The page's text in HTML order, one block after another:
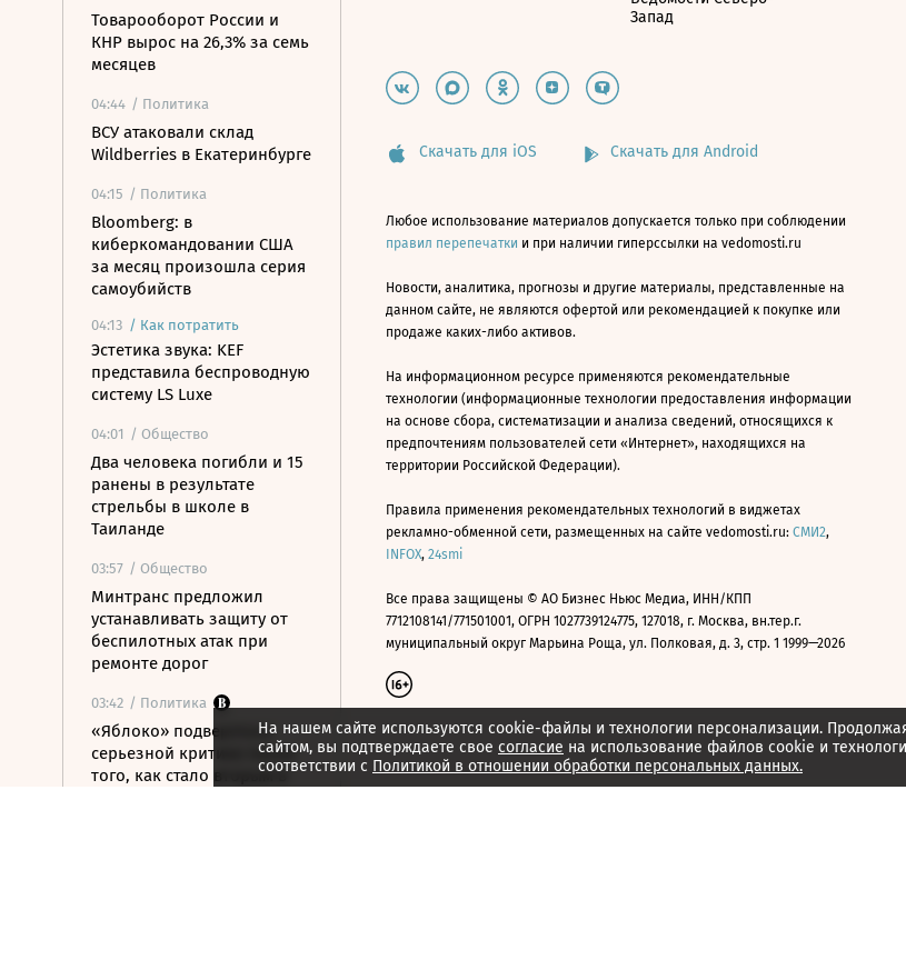
Товарооборот России и
КНР вырос на 26,3% за семь
месяцев
04:44 / Политика
ВСУ атаковали склад
Wildberries в Екатеринбурге
04:15 / Политика
Bloomberg: в
киберкомандовании США
за месяц произошла серия
самоубийств
04:13 / Как потратить
Эстетика звука: KEF
представила беспроводную
систему LS Luxe
04:01 / Общество
Два человека погибли и 15
ранены в результате
стрельбы в школе в
Таиланде
03:57 / Общество
Минтранс предложил
устанавливать защиту от
беспилотных атак при
ремонте дорог
03:42 / Политика
«Яблоко» подверглось
серьезной критике после
того, как стало вторым в
На нашем сайте используются cookie-файлы и технологии персонализации.
сайтом, вы подтверждаете свое согласие на использование файлов cookie и
соответствии с Политикой в отношении обработки персональных данных.
Запад
Скачать для iOS Скачать для Android
Любое использование материалов допускается только при соблюдении
правил перепечатки и при наличии гиперссылки на vedomosti.ru
Новости, аналитика, прогнозы и другие материалы, представленные на
данном сайте, не являются офертой или рекомендацией к покупке или
продаже каких-либо активов.
На информационном ресурсе применяются рекомендательные
технологии (информационные технологии предоставления информации
на основе сбора, систематизации и анализа сведений, относящихся к
предпочтениям пользователей сети «Интернет», находящихся на
территории Российской Федерации).
Правила применения рекомендательных технологий в виджетах
рекламно-обменной сети, размещенных на сайте vedomosti.ru: СМИ2,
INFOX, 24smi
Все права защищены © АО Бизнес Ньюс Медиа, ИНН/КПП
7712108141/771501001, ОГРН 1027739124775, 127018, г. Москва, вн.тер.г.
муниципальный округ Марьина Роща, ул. Полковая, д. 3, стр. 1 1999—2026